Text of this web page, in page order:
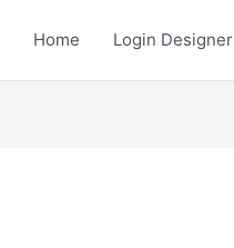
Home Login Designer